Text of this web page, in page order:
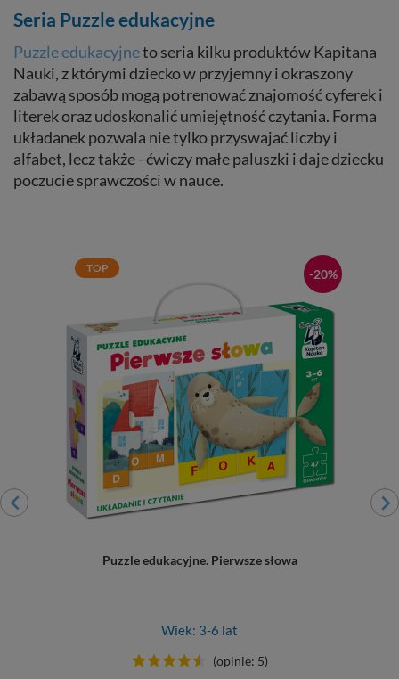
Seria Puzzle edukacyjne
Puzzle edukacyjneto seria kilku produktów Kapitana
Nauki, z którymi dziecko w przyjemny i okraszony
zabawą sposób mogą potrenować znajomość cyferek i
literek oraz udoskonalić umiejętność czytania. Forma
układanek pozwala nie tylko przyswajać liczby i
alfabet, lecz także - ćwiczy małe paluszki i daje dziecku
poczucie sprawczości w nauce.
TOP -20%
Puzzle edukacyjne. Pierwsze słowa
Wiek: 3-6 lat
(opinie: 5)